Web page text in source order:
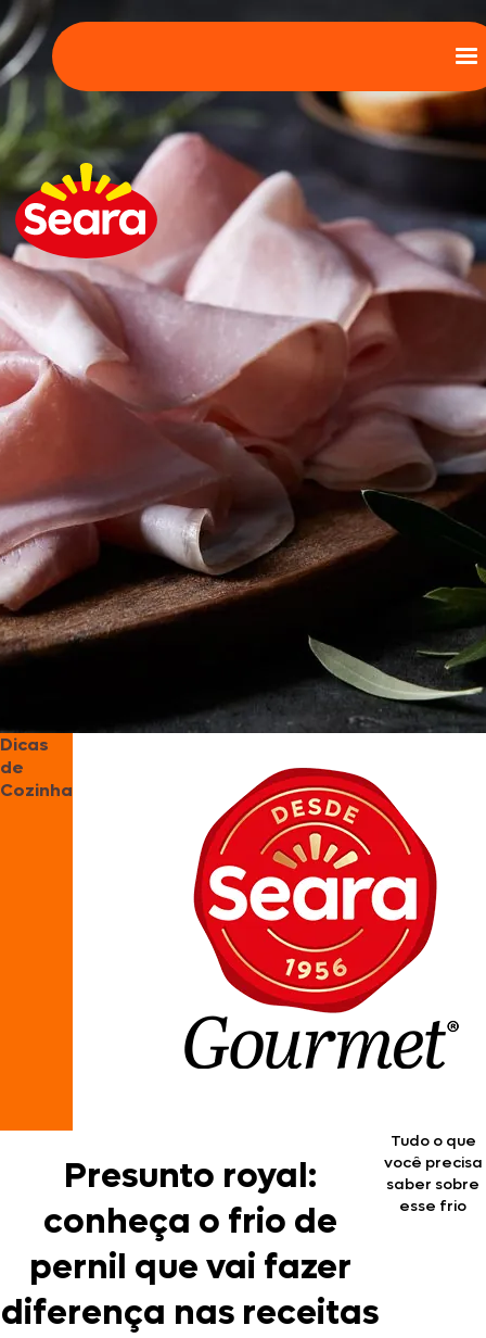
Dicas
de
Cozinha
Presunto royal:
conheça o frio de
pernil que vai fazer
diferença nas receitas
Tudo o que
você precisa
saber sobre
esse frio